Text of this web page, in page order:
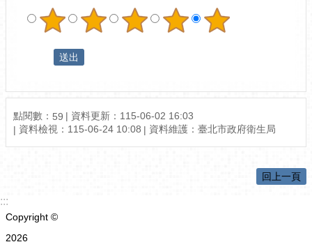
點閱數： 59
資料更新：115-06-02 16:03
資料檢視：115-06-24 10:08
資料維護：臺北市政府衛生局
回上一頁
:::
Copyright ©
2026